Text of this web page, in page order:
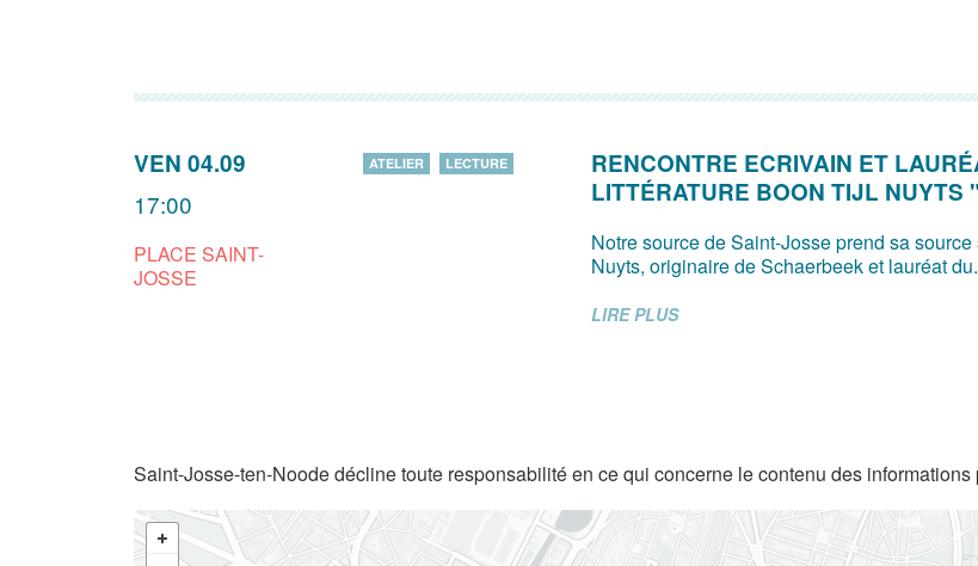
VEN 04.09
17:00
PLACE SAINT-
JOSSE
ATELIER LECTURE
RENCONTRE ECRIVAIN ET
LITTÉRATURE BOON TIJL NUYTS
Notre source de Saint-Josse prend sa
Nuyts, originaire de Schaerbeek et lauréat
LIRE PLUS
Saint-Josse-ten-Noode décline toute responsabilité en ce qui concerne le contenu des informations